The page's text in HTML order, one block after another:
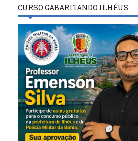
CURSO GABARITANDO ILHÉUS